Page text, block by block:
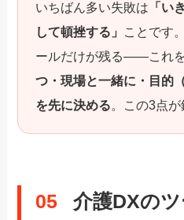
いちばん多い失敗は 「い
して頓挫する」 ことです
ールだけが残る——これを
つ・現場と一緒に・目的
を先に決める。この3点が
05 介護DXの